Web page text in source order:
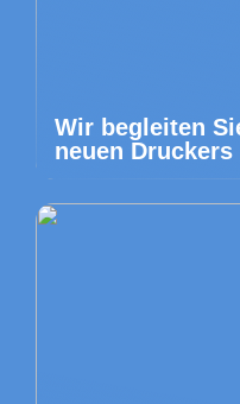
Wir begleiten
neuen Druckers